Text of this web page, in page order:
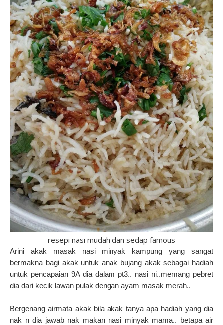
resepi nasi mudah dan sedap famous
Arini akak masak nasi minyak kampung yang sangat
bermakna bagi akak untuk anak bujang akak sebagai hadiah
untuk pencapaian 9A dia dalam pt3.. nasi ni..memang pebret
dia dari kecik lawan pulak dengan ayam masak merah..
Bergenang airmata akak bila akak tanya apa hadiah yang dia
nak n dia jawab nak makan nasi minyak mama.. betapa air